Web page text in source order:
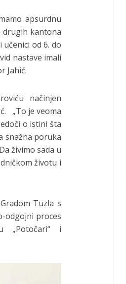
apsurdnu
drugih kantona
od 6. do
nastave imali
Jahić.
načinjen
„To je veoma
o istini šta
snažna poruka
živimo sada u
životu i
Tuzla s
odgojni proces
„Potočari“ i